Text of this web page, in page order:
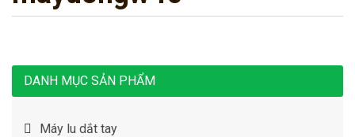
DANH MỤC SẢN PHẨM
Máy lu dắt tay